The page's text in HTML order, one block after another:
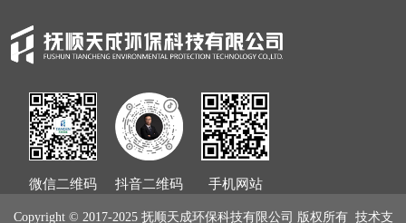
微信二维码 抖音二维码 手机网站
Copyright © 2017-2025 抚顺天成环保科技有限公司 版权所有 技术支